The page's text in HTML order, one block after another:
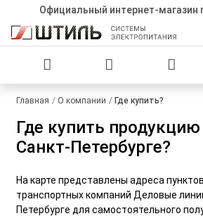
Официальный интернет-магазин
Главная О компании Где купить?
Где купить
Санкт-Петербурге?
На карте представлены адреса
транспортных компаний Деловые
Петербурге для самостоятельного